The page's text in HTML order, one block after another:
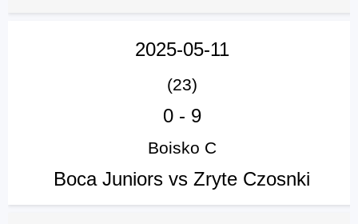
2025-05-11
(23)
0- 9
Boisko C
Boca Juniors vs Zryte Czosnki